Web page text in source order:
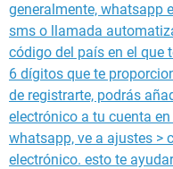
generalmente, whatsapp
sms o llamada
código del país en el que
6 dígitos que te
de registrarte, podrás
electrónico a tu cuenta
whatsapp, ve a ajustes >
electrónico. esto te